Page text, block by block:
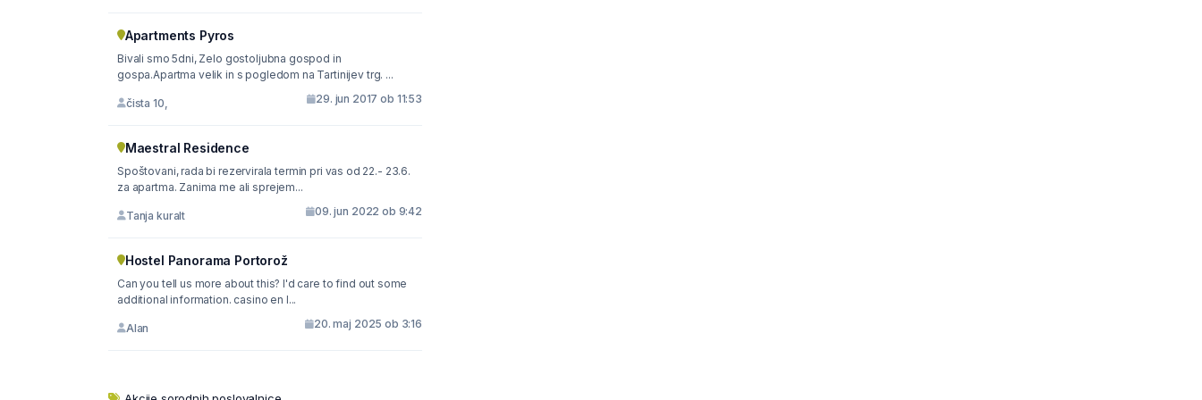
Apartments Pyros
Bivali smo 5dni, Zelo gostoljubna gospod in
gospa.Apartma velik in s pogledom na Tartinijev trg. ...
čista 10, 29. jun 2017 ob 11:53
Maestral Residence
Spoštovani, rada bi rezervirala termin pri vas od 22.- 23.6.
za apartma. Zanima me ali sprejem...
Tanja kuralt 09. jun 2022 ob 9:42
Hostel Panorama Portorož
Can you tell us more about this? I'd care to find out some
additional information. casino en l...
Alan 20. maj 2025 ob 3:16